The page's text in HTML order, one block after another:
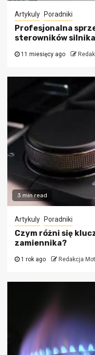
Artykuly Poradniki
Profesjonalna
sterowników silnika
11 miesięcy ago
3 min read
Artykuly Poradniki
Czym różni się
zamiennika?
1 rok ago Redakcja